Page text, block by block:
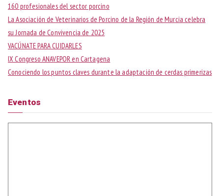
160 profesionales del sector porcino
La Asociación de Veterinarios de Porcino de la Región de Murcia celebra
su Jornada de Convivencia de 2025
VACÚNATE PARA CUIDARLES
IX Congreso ANAVEPOR en Cartagena
Conociendo los puntos claves durante la adaptación de cerdas primerizas
Eventos